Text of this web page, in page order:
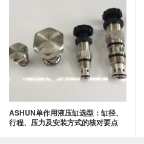
ASHUN单作用液压缸选型：缸径、
行程、压力及安装方式的核对要点